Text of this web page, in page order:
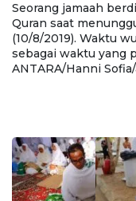
Seorang jamaah
Quran saat
(10/8/2019). Waktu
sebagai waktu yang
ANTARA/Hanni Sofia/